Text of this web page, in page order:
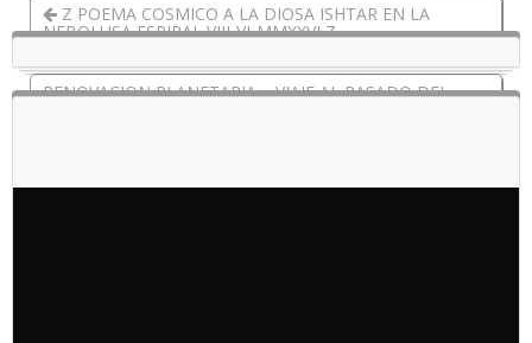
Z POEMA COSMICO A LA DIOSA ISHTAR EN LA
NEBOLUSA ESPIRAL VIII-VI-MMXXVI Z
RENOVACION PLANETARIA – VIAJE AL PASADO DEL